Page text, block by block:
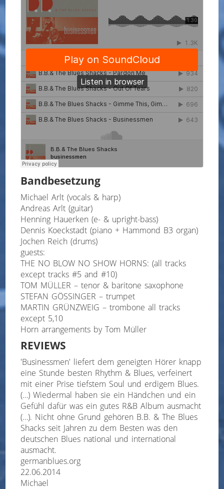
Bandbesetzung
Michael Arlt (vocals & harp)
Andreas Arlt (guitar)
Henning Hauerken (e- & upright-bass)
Dennis Koeckstadt (piano + Hammond B3 organ)
Jochen Reich (drums)
guests:
THE NO BLOW NO SHOW HORNS: (all tracks
except tracks #5 and #10)
TOM MÜLLER – tenor & baritone saxophone
STEFAN GÖSSINGER – trumpet
MARTIN GRÜNZWEIG – trombone all tracks
except 5,10
Horn arrangements by Tom Müller
REVIEWS
'Businessmen' liefert dem geneigten Hörer knapp
eine Stunde besten Rhythm & Blues, verfeinert
mit einer Prise tiefstem Soul und erdigem Blues.
(…) Wiedermal haben sie ein Händchen und ein
Gefühl dafür was ein gutes R&B Album ausmacht
(…). Nicht ohne Grund gehören B.B. & The Blues
Shacks seit Jahren zu dem Besten was den
deutschen Blues national und international
ausmacht.
germanblues.org
22.06.2014
Michael